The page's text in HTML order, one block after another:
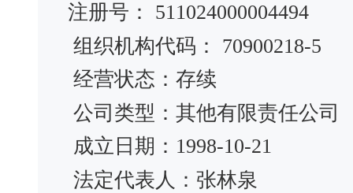
注册号： 511024000004494
组织机构代码： 70900218-5
经营状态：存续
公司类型：其他有限责任公司
成立日期：1998-10-21
法定代表人：张林泉